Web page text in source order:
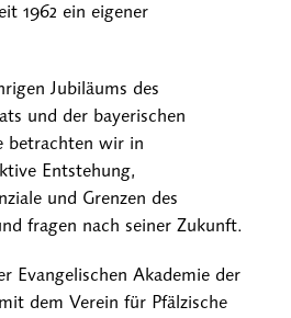
1962 ein eigener
Jubiläums des
und der bayerischen
betrachten wir in
Entstehung,
und Grenzen des
fragen nach seiner Zukunft.
Evangelischen Akademie der
dem Verein für Pfälzische